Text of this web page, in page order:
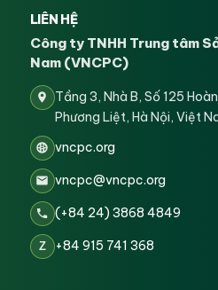
LIÊN HỆ
Công ty TNHH Trung tâm
Nam (VNCPC)
Tầng 3, Nhà B, Số 125
Phương Liệt, Hà Nội, Việt
vncpc.org
vncpc@vncpc.org
(+84 24) 3868 4849
Z +84 915 741 368